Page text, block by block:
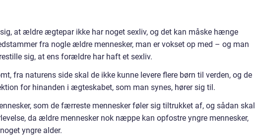
at ældre ægtepar ikke har noget sexliv, og det kan måske hænge
fra nogle ældre mennesker, man er vokset op med – og man
sig, at ens forældre har haft et sexliv.
fra naturens side skal de ikke kunne levere flere børn til verden, og de
for hinanden i ægteskabet, som man synes, hører sig til.
som de færreste mennesker føler sig tiltrukket af, og sådan skal
da ældre mennesker nok næppe kan opfostre yngre mennesker,
yngre alder.